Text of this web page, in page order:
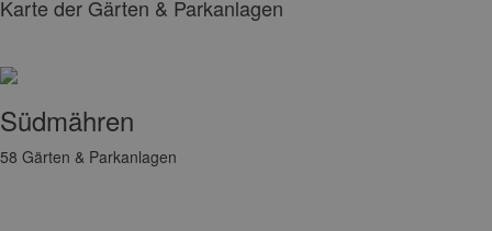
Karte der Gärten & Parkanlagen
Südmähren
58 Gärten & Parkanlagen